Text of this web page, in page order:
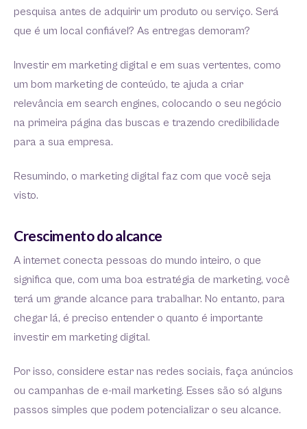
pesquisa antes de adquirir um produto ou serviço. Será
que é um local confiável? As entregas demoram?
Investir em marketing digital e em suas vertentes, como
um bom marketing de conteúdo, te ajuda a criar
relevância em search engines, colocando o seu negócio
na primeira página das buscas e trazendo credibilidade
para a sua empresa.
Resumindo, o marketing digital faz com que você seja
visto.
Crescimento do alcance
A internet conecta pessoas do mundo inteiro, o que
significa que, com uma boa estratégia de marketing, você
terá um grande alcance para trabalhar. No entanto, para
chegar lá, é preciso entender o quanto é importante
investir em marketing digital.
Por isso, considere estar nas redes sociais, faça anúncios
ou campanhas de e-mail marketing. Esses são só alguns
passos simples que podem potencializar o seu alcance.